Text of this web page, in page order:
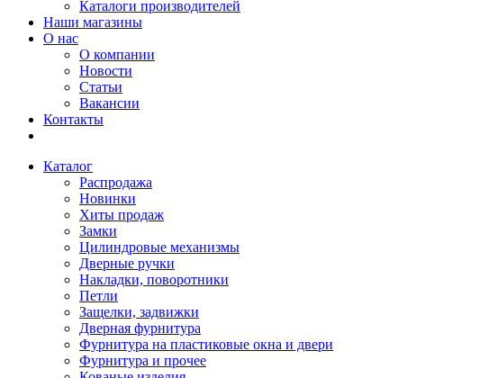
Каталоги производителей
Наши магазины
О нас
О компании
Новости
Статьи
Вакансии
Контакты
Каталог
Распродажа
Новинки
Хиты продаж
Замки
Цилиндровые механизмы
Дверные ручки
Накладки, поворотники
Петли
Защелки, задвижки
Дверная фурнитура
Фурнитура на пластиковые окна и двери
Фурнитура и прочее